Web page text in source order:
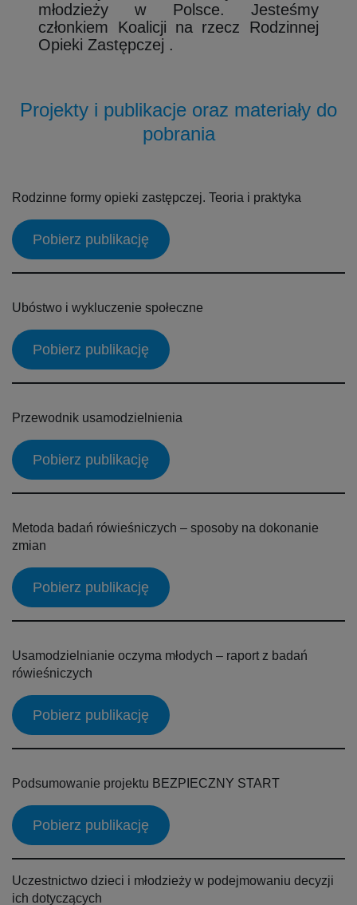
młodzieży w Polsce. Jesteśmy
członkiem Koalicji na rzecz Rodzinnej
Opieki Zastępczej .
Projekty i publikacje oraz materiały do
pobrania
Rodzinne formy opieki zastępczej. Teoria i praktyka
Pobierz publikację
Ubóstwo i wykluczenie społeczne
Pobierz publikację
Przewodnik usamodzielnienia
Pobierz publikację
Metoda badań rówieśniczych – sposoby na dokonanie
zmian
Pobierz publikację
Usamodzielnianie oczyma młodych – raport z badań
rówieśniczych
Pobierz publikację
Podsumowanie projektu BEZPIECZNY START
Pobierz publikację
Uczestnictwo dzieci i młodzieży w podejmowaniu decyzji
ich dotyczących